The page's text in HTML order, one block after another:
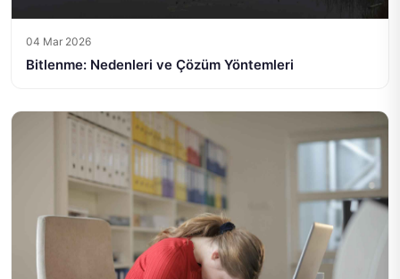
04 Mar 2026
Bitlenme: Nedenleri ve Çözüm Yöntemleri